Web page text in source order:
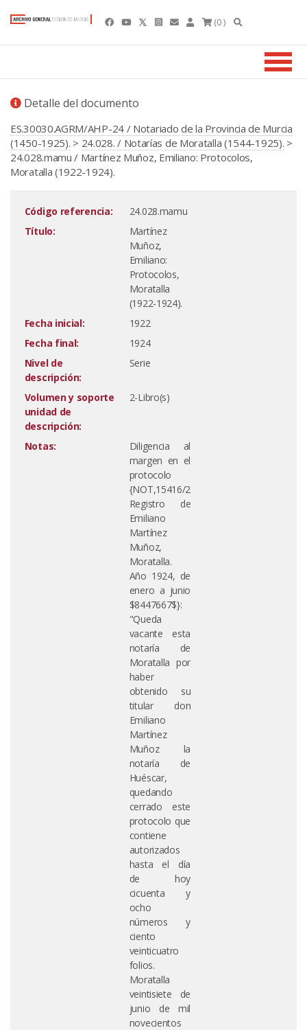
(0 )
Detalle del documento
ES.30030.AGRM/AHP-24 / Notariado de la Provincia de Murcia
(1450-1925). > 24.028. / Notarías de Moratalla (1544-1925). >
24.028.mamu / Martínez Muñoz, Emiliano: Protocolos,
Moratalla (1922-1924).
Código referencia:
24.028.mamu
Título:
Martínez
Muñoz,
Emiliano:
Protocolos,
Moratalla
(1922-1924).
Fecha inicial:
1922
Fecha final:
1924
Nivel de
descripción:
Serie
Volumen y soporte
unidad de
descripción:
2-Libro(s)
Notas:
Diligencia al
margen en el
protocolo
{NOT,15416/2
Registro de
Emiliano
Martínez
Muñoz,
Moratalla.
Año 1924, de
enero a junio
$8447667$}:
"Queda
vacante esta
notaría de
Moratalla por
haber
obtenido su
titular don
Emiliano
Martínez
Muñoz la
notaría de
Huéscar,
quedando
cerrado este
protocolo que
contiene
autorizados
hasta el día
de hoy
cicuenta y
ocho
números y
ciento
veinticuatro
folios.
Moratalla
veintisiete de
junio de mil
novecientos